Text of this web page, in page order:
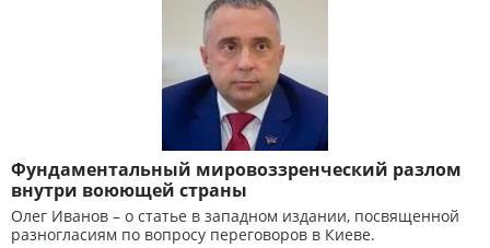
Фундаментальный мировоззренческий разлом
внутри воюющей страны
Олег Иванов – о статье в западном издании, посвященной
разногласиям по вопросу переговоров в Киеве.